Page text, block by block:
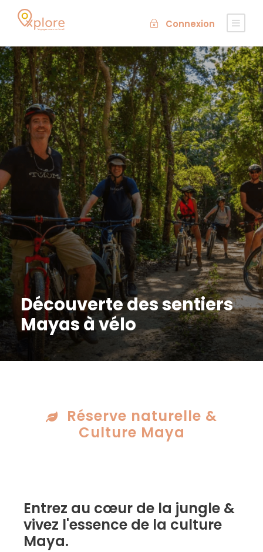
Connexion
Découverte des sentiers
Mayas à vélo
Réserve naturelle &
Culture Maya
Entrez au cœur de la jungle &
vivez l'essence de la culture
Maya.